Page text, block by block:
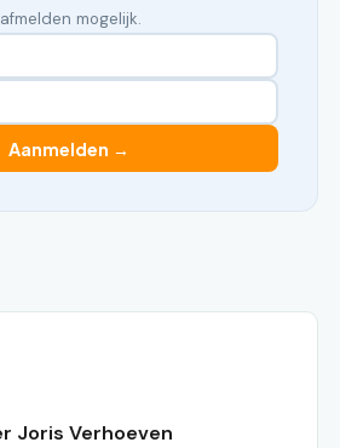
mogelijk.
Aanmelden →
Joris Verhoeven